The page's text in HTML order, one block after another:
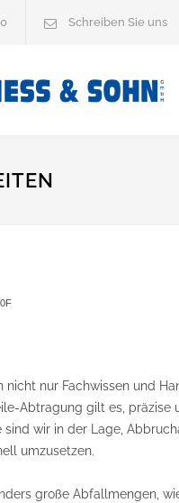
Schreiben Sie uns
nur Fachwissen und
Abtragung gilt es, präzise
sind wir in der Lage,
umzusetzen.
große Abfallmengen,